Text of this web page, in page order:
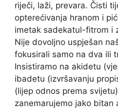
riječi, laži, prevara. Čisti
opterećivanja hranom i
imetak sadekatul-fitrom i
Nije dovoljno uspješan
fokusirali samo na dva ili
Insistiramo na akidetu
ibadetu (izvršavanju
(lijep odnos prema
zanemarujemo jako bitan